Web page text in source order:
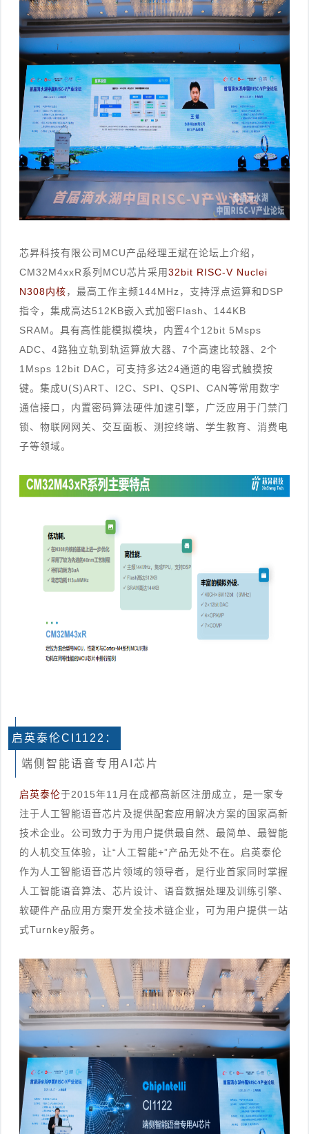
芯昇科技有限公司MCU产品经理王斌在论坛上介绍，
CM32M4xxR系列MCU芯片采用32bit RISC-V Nuclei
N308内核，最高工作主频144MHz，支持浮点运算和DSP
指令，集成高达512KB嵌入式加密Flash、144KB
SRAM。具有高性能模拟模块，内置4个12bit 5Msps
ADC、4路独立轨到轨运算放大器、7个高速比较器、2个
1Msps 12bit DAC，可支持多达24通道的电容式触摸按
键。集成U(S)ART、I2C、SPI、QSPI、CAN等常用数字
通信接口，内置密码算法硬件加速引擎，广泛应用于门禁门
锁、物联网网关、交互面板、测控终端、学生教育、消费电
子等领域。
启英泰伦CI1122：
端侧智能语音专用AI芯片
启英泰伦于2015年11月在成都高新区注册成立，是一家专
注于人工智能语音芯片及提供配套应用解决方案的国家高新
技术企业。公司致力于为用户提供最自然、最简单、最智能
的人机交互体验，让“人工智能+”产品无处不在。启英泰伦
作为人工智能语音芯片领域的领导者，是行业首家同时掌握
人工智能语音算法、芯片设计、语音数据处理及训练引擎、
软硬件产品应用方案开发全技术链企业，可为用户提供一站
式Turnkey服务。